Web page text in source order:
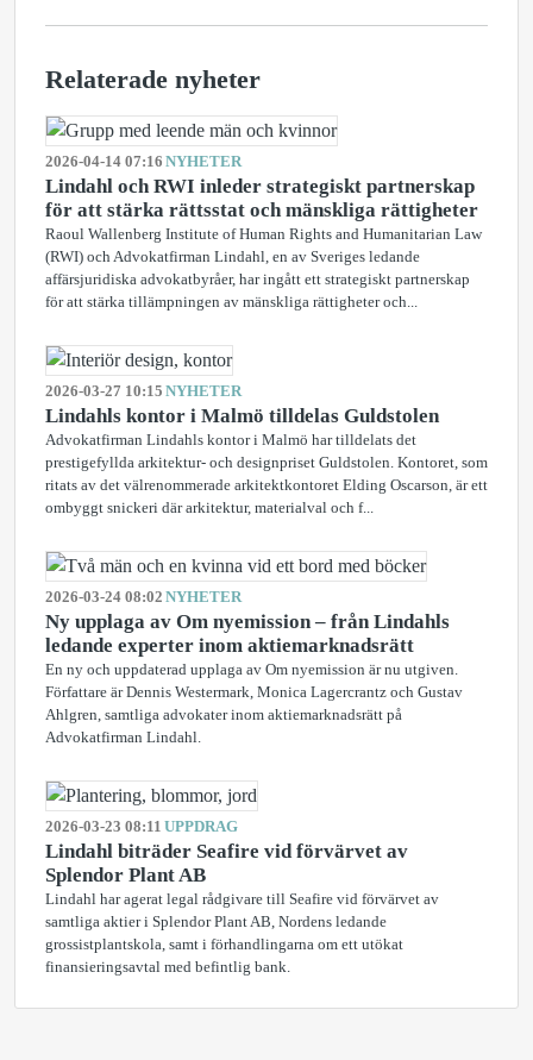
Relaterade nyheter
2026-04-14 07:16 NYHETER
Lindahl och RWI inleder strategiskt partnerskap
för att stärka rättsstat och mänskliga rättigheter
Raoul Wallenberg Institute of Human Rights and Humanitarian Law
(RWI) och Advokatfirman Lindahl, en av Sveriges ledande
affärsjuridiska advokatbyråer, har ingått ett strategiskt partnerskap
för att stärka tillämpningen av mänskliga rättigheter och...
2026-03-27 10:15 NYHETER
Lindahls kontor i Malmö tilldelas Guldstolen
Advokatfirman Lindahls kontor i Malmö har tilldelats det
prestigefyllda arkitektur- och designpriset Guldstolen. Kontoret, som
ritats av det välrenommerade arkitektkontoret Elding Oscarson, är ett
ombyggt snickeri där arkitektur, materialval och f...
2026-03-24 08:02 NYHETER
Ny upplaga av Om nyemission – från Lindahls
ledande experter inom aktiemarknadsrätt
En ny och uppdaterad upplaga av Om nyemission är nu utgiven.
Författare är Dennis Westermark, Monica Lagercrantz och Gustav
Ahlgren, samtliga advokater inom aktiemarknadsrätt på
Advokatfirman Lindahl.
2026-03-23 08:11 UPPDRAG
Lindahl biträder Seafire vid förvärvet av
Splendor Plant AB
Lindahl har agerat legal rådgivare till Seafire vid förvärvet av
samtliga aktier i Splendor Plant AB, Nordens ledande
grossistplantskola, samt i förhandlingarna om ett utökat
finansieringsavtal med befintlig bank.